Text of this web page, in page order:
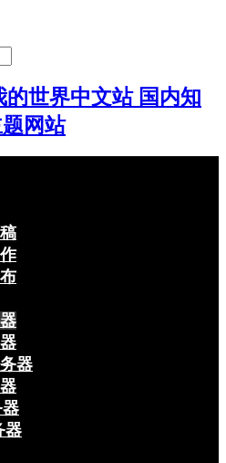
的世界中文站 国内知
网站
器
器